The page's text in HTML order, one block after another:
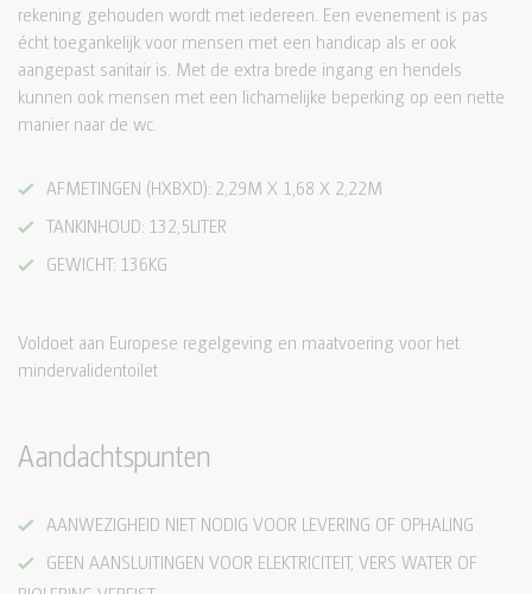
rekening gehouden wordt met iedereen. Een evenement is pas
écht toegankelijk voor mensen met een handicap als er ook
aangepast sanitair is. Met de extra brede ingang en hendels
kunnen ook mensen met een lichamelijke beperking op een nette
manier naar de wc.
AFMETINGEN (HXBXD): 2,29M X 1,68 X 2,22M
TANKINHOUD: 132,5LITER
GEWICHT: 136KG
Voldoet aan Europese regelgeving en maatvoering voor het
mindervalidentoilet
Aandachtspunten
AANWEZIGHEID NIET NODIG VOOR LEVERING OF OPHALING
GEEN AANSLUITINGEN VOOR ELEKTRICITEIT, VERS WATER OF